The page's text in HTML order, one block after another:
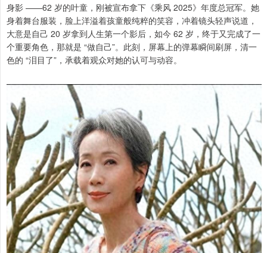
身影 ——62 岁的叶童，刚被宣布拿下《乘风 2025》年度总冠军。她
身着舞台服装，脸上洋溢着孩童般纯粹的笑容，冲着镜头轻声说道，
大意是自己 20 岁拿到人生第一个影后，如今 62 岁，终于又完成了一
个重要角色，那就是 “做自己”。此刻，屏幕上的弹幕瞬间刷屏，清一
色的 “泪目了”，承载着观众对她的认可与动容。